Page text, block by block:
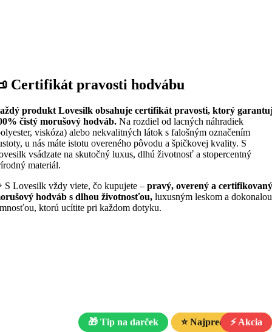
⏳ Posledné kusy
Certifikát pravosti hodvábu
produkt Lovesilk obsahuje certifikát pravosti, ktorý
čistý morušový hodváb. Na rozdiel od lacných náhradiek
viskóza) alebo nekvalitných látok s falošným označením
u nás máte istotu overeného pôvodu a špičkovej kvality. S
vsádzate na skutočný luxus, dlhú životnosť a stopercentný
materiál.
S Lovesilk vždy viete, čo kupujete – pravý, overený a certifikovaný
hodváb s dlhou životnosťou, luxusným leskom a dokonalou
ktorú ucítite pri každom dotyku.
⏳ Posledné kusy
🎁 Tip na darček ⭐ Najpredávanejšie
⏳ Posledné kusy
⭐ Najpredávanejšie
⭐ Najpredávanejšie
⚡ Akcia